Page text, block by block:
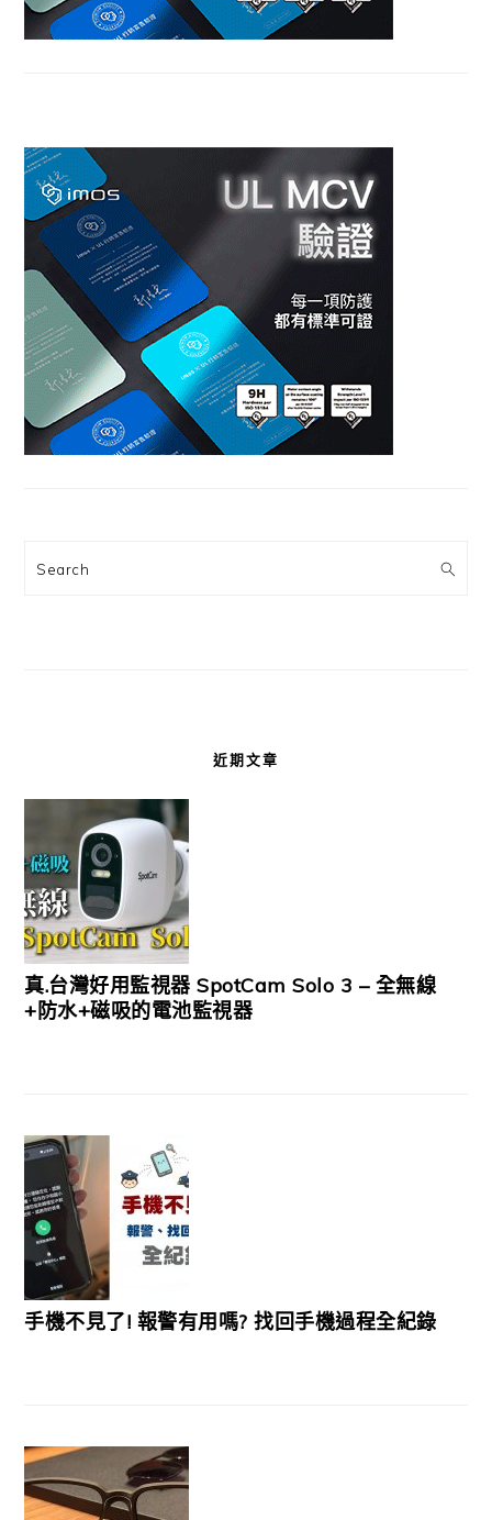
Search
近期文章
真.台灣好用監視器 SpotCam Solo 3 – 全無線
+防水+磁吸的電池監視器
手機不見了! 報警有用嗎? 找回手機過程全紀錄